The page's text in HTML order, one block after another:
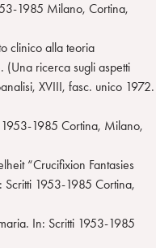
1985 Milano, Cortina,
clinico alla teoria
(Una ricerca sugli aspetti
XVIII, fasc. unico 1972.
1985 Cortina, Milano,
“Crucifixion Fantasies
Scritti 1953-1985 Cortina,
In: Scritti 1953-1985